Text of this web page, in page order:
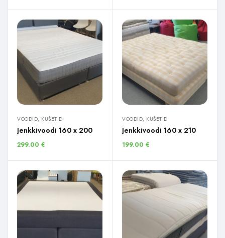
VOODID, KUŠETID
Jenkkivoodi 160 x 200
299.00 €
VOODID, KUŠETID
Jenkkivoodi 160 x 210
199.00 €